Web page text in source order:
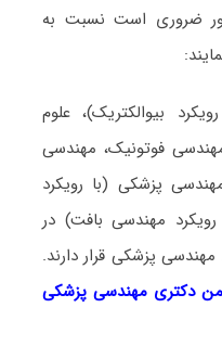
ضروری است نسبت به
بیوالکتریک)، علوم
فوتونیک، مهندسی
پزشکی (با رویکرد
مهندسی بافت) در
پزشکی قرار دارند.
دکتری مهندسی پزشکی